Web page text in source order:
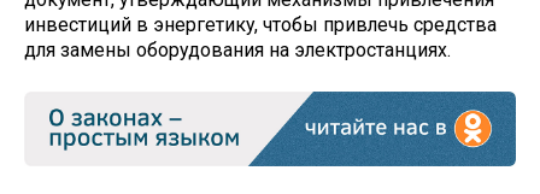
инвестиций в энергетику, чтобы привлечь средства
для замены оборудования на электростанциях.